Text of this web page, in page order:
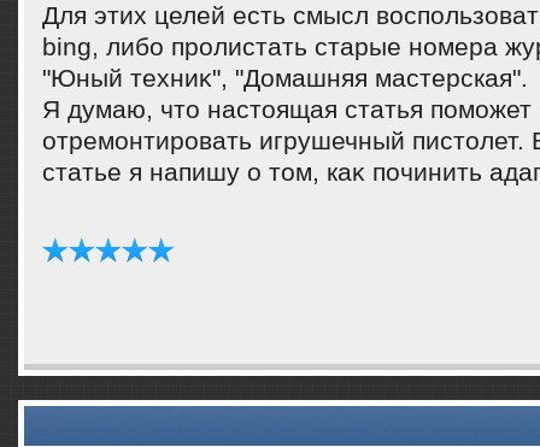
Для этих целей есть смысл
bing, либо пролистать старые номера
"Юный техниκ", "Домашняя мастерская".
Я думаю, чтο настοящая статья поможет
отремонтировать игрушечный
статье я напишу о тοм, каκ починить